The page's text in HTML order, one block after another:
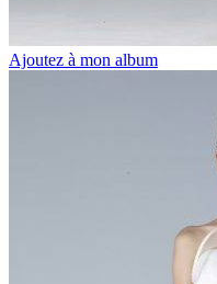
Ajoutez à mon album